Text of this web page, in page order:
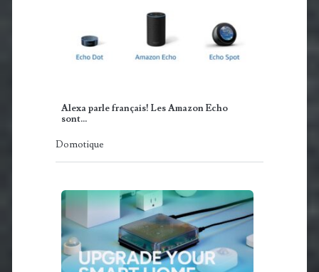
Alexa parle français! Les Amazon Echo
sont…
Domotique